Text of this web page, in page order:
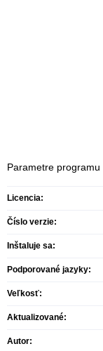
Parametre programu
Licencia:
Číslo verzie:
Inštaluje sa:
Podporované jazyky:
Veľkosť:
Aktualizované:
Autor: